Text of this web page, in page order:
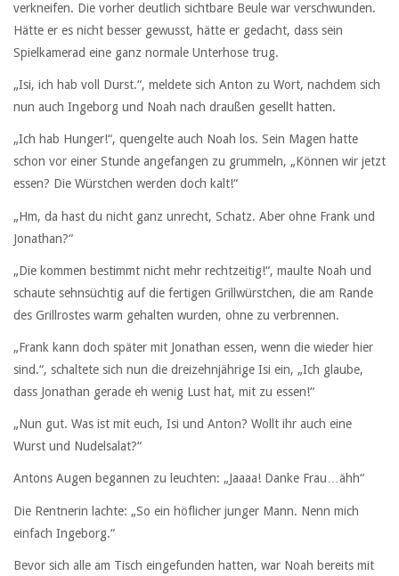
verkneifen. Die vorher deutlich sichtbare Beule war verschwunden.
Hätte er es nicht besser gewusst, hätte er gedacht, dass sein
Spielkamerad eine ganz normale Unterhose trug.
„Isi, ich hab voll Durst.“, meldete sich Anton zu Wort, nachdem sich
nun auch Ingeborg und Noah nach draußen gesellt hatten.
„Ich hab Hunger!“, quengelte auch Noah los. Sein Magen hatte
schon vor einer Stunde angefangen zu grummeln, „Können wir jetzt
essen? Die Würstchen werden doch kalt!“
„Hm, da hast du nicht ganz unrecht, Schatz. Aber ohne Frank und
Jonathan?“
„Die kommen bestimmt nicht mehr rechtzeitig!“, maulte Noah und
schaute sehnsüchtig auf die fertigen Grillwürstchen, die am Rande
des Grillrostes warm gehalten wurden, ohne zu verbrennen.
„Frank kann doch später mit Jonathan essen, wenn die wieder hier
sind.“, schaltete sich nun die dreizehnjährige Isi ein, „Ich glaube,
dass Jonathan gerade eh wenig Lust hat, mit zu essen!“
„Nun gut. Was ist mit euch, Isi und Anton? Wollt ihr auch eine
Wurst und Nudelsalat?“
Antons Augen begannen zu leuchten: „Jaaaa! Danke Frau…ähh“
Die Rentnerin lachte: „So ein höflicher junger Mann. Nenn mich
einfach Ingeborg.“
Bevor sich alle am Tisch eingefunden hatten, war Noah bereits mit